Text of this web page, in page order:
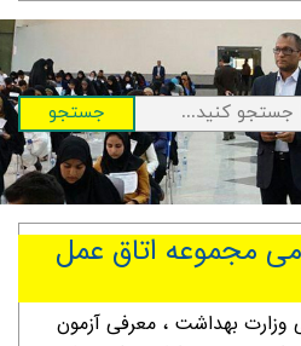
جستجو
مجموعه اتاق عمل
وزارت بهداشت ، معرفی آزمون